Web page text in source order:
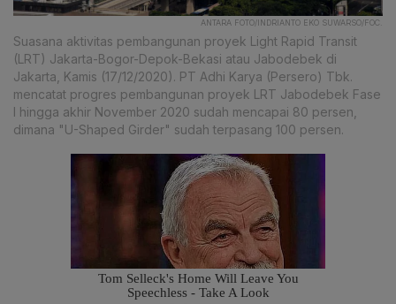
ANTARA FOTO/INDRIANTO EKO SUWARSO/FOC.
Suasana aktivitas pembangunan proyek Light Rapid Transit
(LRT) Jakarta-Bogor-Depok-Bekasi atau Jabodebek di
Jakarta, Kamis (17/12/2020). PT Adhi Karya (Persero) Tbk.
mencatat progres pembangunan proyek LRT Jabodebek Fase
I hingga akhir November 2020 sudah mencapai 80 persen,
dimana "U-Shaped Girder" sudah terpasang 100 persen.